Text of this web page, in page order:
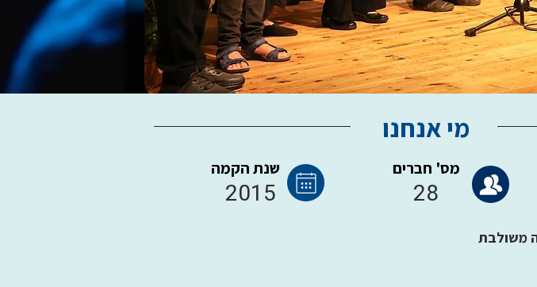
מי אנחנו
שנת הקמה
2015
מס' חברים
28
משולבת